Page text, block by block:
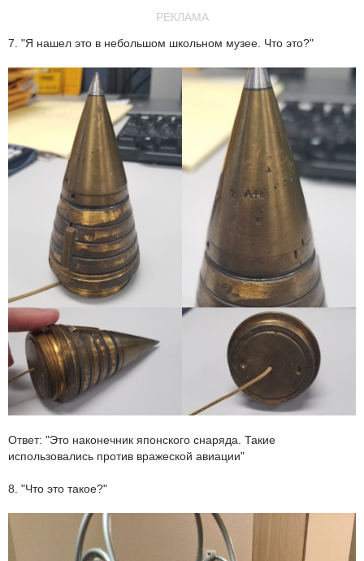
РЕКЛАМА
7. "Я нашел это в небольшом школьном музее. Что это?"
Ответ: "Это наконечник японского снаряда. Такие
использовались против вражеской авиации"
8. "Что это такое?"